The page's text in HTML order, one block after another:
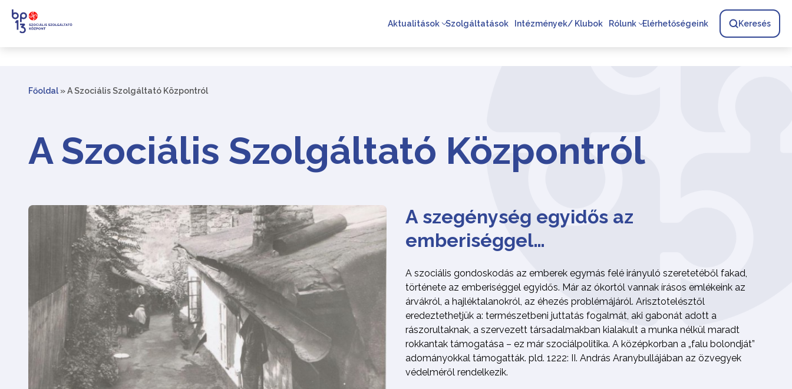
Aktualitások Szolgáltatások Intézmények/ Klubok Rólunk Elérhetőségeink Keresés
Főoldal »A Szociális Szolgáltató Központról
A Szociális Szolgáltató Központról
A szegénység egyidős az
emberiséggel…
A szociális gondoskodás az emberek egymás felé irányuló szeretetéből fakad,
története az emberiséggel egyidős. Már az ókortól vannak írásos emlékeink az
árvákról, a hajléktalanokról, az éhezés problémájáról. Arisztotelésztől
eredeztethetjük a: természetbeni juttatás fogalmát, aki gabonát adott a
rászorultaknak, a szervezett társadalmakban kialakult a munka nélkül maradt
rokkantak támogatása – ez már szociálpolitika. A középkorban a „falu bolondját”
adományokkal támogatták. pld. 1222: II. András Aranybullájában az özvegyek
védelméről rendelkezik.